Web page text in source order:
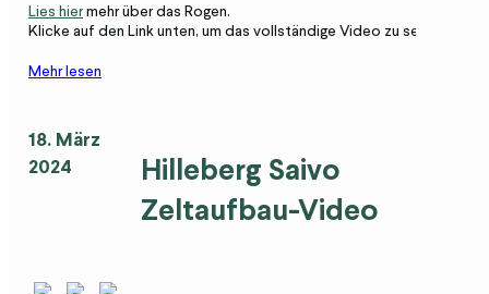
Lies hiermehr über das Rogen.
Klicke auf den Link unten, um das vollständige Video zu sehen.
Mehr lesen
18. März
2024
Hilleberg Saivo
Zeltaufbau-Video